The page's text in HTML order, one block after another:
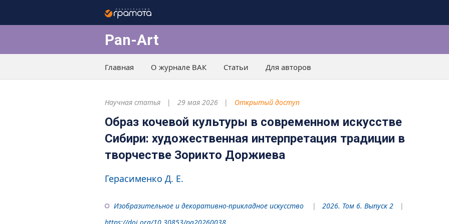
Pan-Art
Главная О журнале ВАК Статьи Для авторов
Научная статья 29 мая 2026 Открытый доступ
Образ кочевой культуры в современном искусстве
Сибири: художественная интерпретация традиции в
творчестве Зорикто Доржиева
Герасименко Д. Е.
Изобразительное и декоративно-прикладное искусство
2026. Том 6. Выпуск 2